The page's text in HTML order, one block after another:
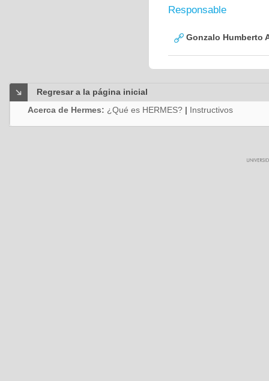
Responsable
Gonzalo Humberto
Regresar a la página inicial
Acerca de Hermes: ¿Qué es HERMES? | Instructivos